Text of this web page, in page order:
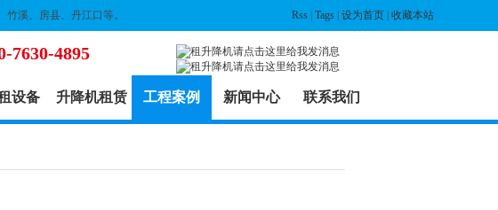
溪、房县、丹江口等。 Rss Tags 设为首页 收藏本站
7630-4895
设备 升降机租赁 工程案例 新闻中心 联系我们